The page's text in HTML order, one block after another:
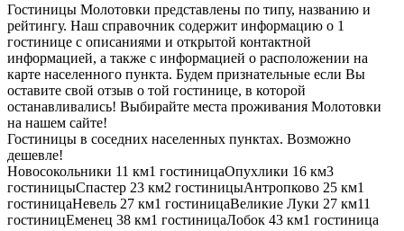
Гостиницы Молотовки представлены по типу, названию и
рейтингу. Наш справочник содержит информацию о 1
гостинице с описаниями и открытой контактной
информацией, а также с информацией о расположении на
карте населенного пункта. Будем признательные если Вы
оставите свой отзыв о той гостинице, в которой
останавливались! Выбирайте места проживания Молотовки
на нашем сайте!
Гостиницы в соседних населенных пунктах. Возможно
дешевле!
Новосокольники 11 км1 гостиницаОпухлики 16 км3
гостиницыСпастер 23 км2 гостиницыАнтропково 25 км1
гостиницаНевель 27 км1 гостиницаВеликие Луки 27 км11
гостиницЕменец 38 км1 гостиницаЛобок 43 км1 гостиница